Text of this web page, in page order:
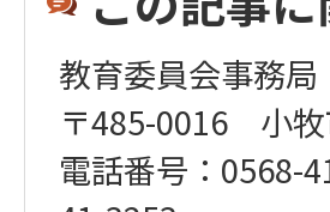
教育委員会事務
〒485-0016 小牧
電話番号：0568-